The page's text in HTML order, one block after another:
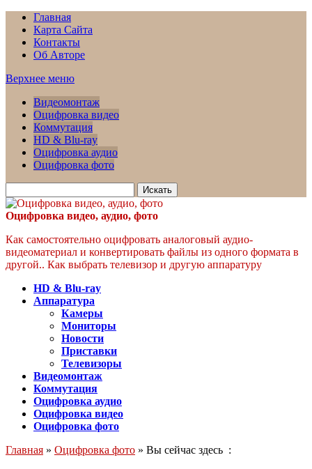
Главная
Карта Сайта
Контакты
Об Авторе
Верхнее меню
Видеомонтаж
Оцифровка видео
Коммутация
HD & Blu-ray
Оцифровка аудио
Оцифровка фото
для:
Оцифровка видео, аудио, фото
Как самостоятельно оцифровать аналоговый аудио-
видеоматериал и конвертировать файлы из одного формата в
другой.. Как выбрать телевизор и другую аппаратуру
HD & Blu-ray
Аппаратура
Камеры
Мониторы
Новости
Приставки
Телевизоры
Видеомонтаж
Коммутация
Оцифровка аудио
Оцифровка видео
Оцифровка фото
Главная » Оцифровка фото » Вы сейчас здесь :